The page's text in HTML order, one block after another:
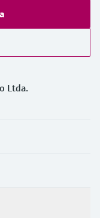
Ltda.